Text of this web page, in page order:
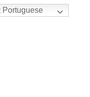
Portuguese